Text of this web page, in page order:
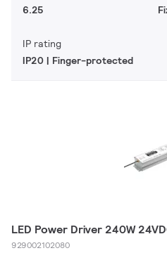
6.25
IP rating
IP20 | Finger-protected
LED Power Driver 240W
929002102080